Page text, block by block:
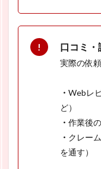
口コミ・
実際の依
・ Webレ
ど）
・ 作業後
・ クレー
を通す）